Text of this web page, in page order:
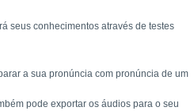
seus conhecimentos através de testes
a sua pronúncia com pronúncia de um
pode exportar os áudios para o seu